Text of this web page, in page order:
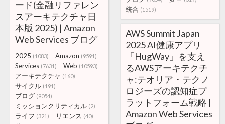
統合 (1519)
ード(金融リファレン
スアーキテクチャ日
本版 2025) | Amazon
Web Services ブログ
2025 (1083) Amazon (9591)
Services (7631) Web (10593)
アーキテクチャ (160)
サイクル (191)
ブログ (9054)
ミッションクリティカル (2)
ライフ (321) リエンス (40)
AWS Summit Japan
2025 AI健康アプリ
「HugWay」を支え
るAWSアーキテクチ
ャ:テオリア・テクノ
ロジーズの認知症プ
ラットフォーム戦略 |
Amazon Web Services